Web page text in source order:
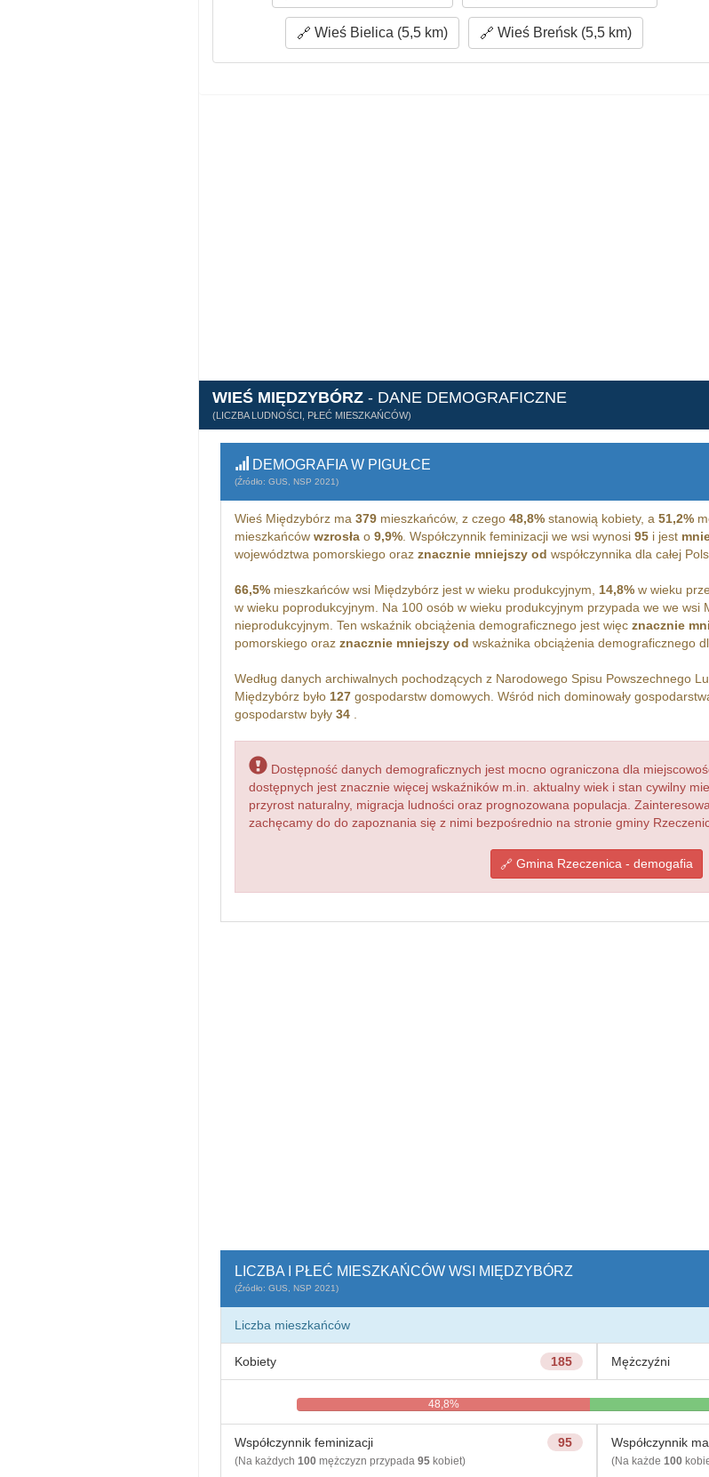
Wieś Bielica (5,5 km) Wieś Breńsk (5,5 km)
WIEŚ MIĘDZYBÓRZ - DANE DEMOGRAFICZNE
(LICZBA LUDNOŚCI, PŁEĆ MIESZKAŃCÓW)
DEMOGRAFIA W PIGUŁCE
(Źródło: GUS, NSP 2021)
Wieś Międzybórz ma 379mieszkańców, z czego 48,8%stanowią kobiety, a 51,2%
mieszkańców wzrosłao 9,9%. Współczynnik feminizacji we wsi wynosi 95i jest
województwa pomorskiego oraz znacznie mniejszy od współczynnika dla całej
66,5%mieszkańców wsi Międzybórz jest w wieku produkcyjnym, 14,8%w wieku
w wieku poprodukcyjnym. Na 100 osób w wieku produkcyjnym przypada we we wsi
nieprodukcyjnym. Ten wskaźnik obciążenia demograficznego jest więc znacznie
pomorskiego oraz znacznie mniejszy od wskażnika obciążenia demograficznego
Według danych archiwalnych pochodzących z Narodowego Spisu Powszechnego
Międzybórz było 127gospodarstw domowych. Wśród nich dominowały
gospodarstw były 34.
Dostępność danych demograficznych jest mocno ograniczona dla
dostępnych jest znacznie więcej wskaźników m.in. aktualny wiek i stan cywilny
przyrost naturalny, migracja ludności oraz prognozowana populacja.
zachęcamy do do zapoznania się z nimi bezpośrednio na stronie gminy
Gmina Rzeczenica - demogafia
LICZBA I PŁEĆ MIESZKAŃCÓW WSI MIĘDZYBÓRZ
(Źródło: GUS, NSP 2021)
Liczba mieszkańców
185
Kobiety Mężczyźni
48,8%
95
Współczynnik feminizacji
(Na każdych 100mężczyzn przypada 95kobiet)
Współczynnik
(Na każde 100